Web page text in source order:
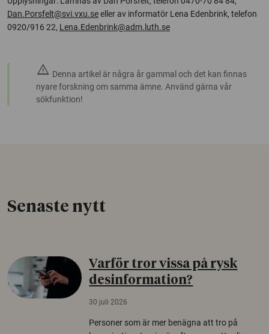
Dan.Porsfelt@svi.vxu.seeller av informatör Lena Edenbrink, telefon
0920/916 22, Lena.Edenbrink@adm.luth.se
warning Denna artikel är några år gammal och det kan finnas
nyare forskning om samma ämne. Använd gärna vår
sökfunktion!
Senaste nytt
Varför tror vissa på rysk
desinformation?
30 juli 2026
Personer som är mer benägna att tro på